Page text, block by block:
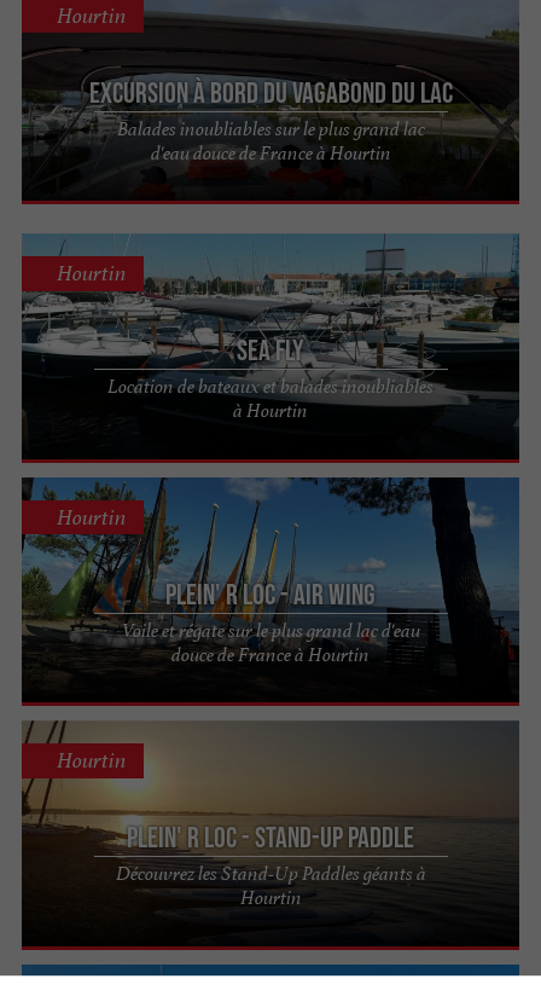
Excursion à bord du Vagabond du Lac
Balades inoubliables sur le plus grand lac
d'eau douce de France à Hourtin
Hourtin
Sea Fly
Location de bateaux et balades inoubliables
à Hourtin
Hourtin
Plein' R Loc - Air Wing
Voile et régate sur le plus grand lac d'eau
douce de France à Hourtin
Hourtin
Plein' R Loc - Stand-Up Paddle
Découvrez les Stand-Up Paddles géants à
Hourtin
Hourtin